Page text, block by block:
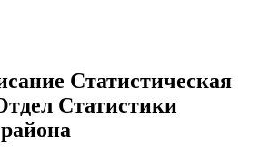
Статистическая
Статистики